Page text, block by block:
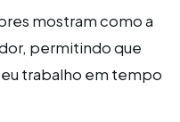
mostram como a
permitindo que
trabalho em tempo